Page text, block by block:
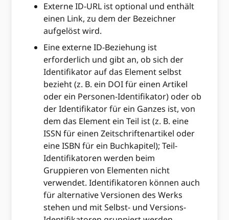
Externe ID-URL ist optional und enthält
einen Link, zu dem der Bezeichner
aufgelöst wird.
Eine externe ID-Beziehung ist
erforderlich und gibt an, ob sich der
Identifikator auf das Element selbst
bezieht (z. B. ein DOI für einen Artikel
oder ein Personen-Identifikator) oder ob
der Identifikator für ein Ganzes ist, von
dem das Element ein Teil ist (z. B. eine
ISSN für einen Zeitschriftenartikel oder
eine ISBN für ein Buchkapitel); Teil-
Identifikatoren werden beim
Gruppieren von Elementen nicht
verwendet. Identifikatoren können auch
für alternative Versionen des Werks
stehen und mit Selbst- und Versions-